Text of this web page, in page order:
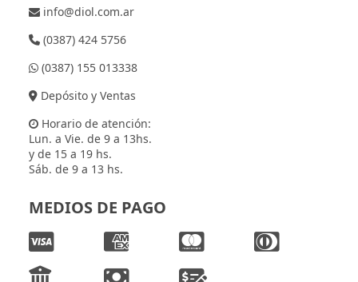
info@diol.com.ar
(0387) 424 5756
(0387) 155 013338
Depósito y Ventas
Horario de atención:
Lun. a Vie. de 9 a 13hs.
y de 15 a 19 hs.
Sáb. de 9 a 13 hs.
MEDIOS DE PAGO